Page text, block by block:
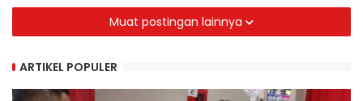
Muat postingan lainnya
ARTIKEL POPULER